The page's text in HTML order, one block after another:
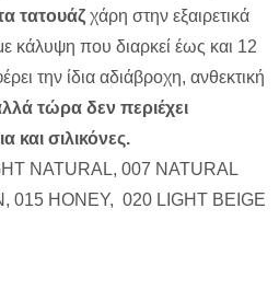
τατουάζ χάρη στην εξαιρετικά
κάλυψη που διαρκεί έως και 12
την ίδια αδιάβροχη, ανθεκτική
τώρα δεν περιέχει
και σιλικόνες.
NATURAL, 007 NATURAL
015 HONEY, 020 LIGHT BEIGE